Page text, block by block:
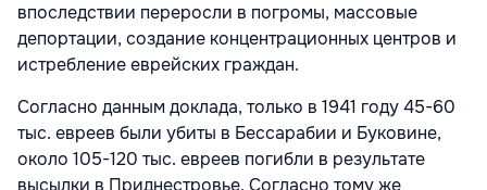
впоследствии переросли в погромы, массовые
депортации, создание концентрационных центров и
истребление еврейских граждан.
Согласно данным доклада, только в 1941 году 45-60
тыс. евреев были убиты в Бессарабии и Буковине,
около 105-120 тыс. евреев погибли в результате
высылки в Приднестровье. Согласно тому же